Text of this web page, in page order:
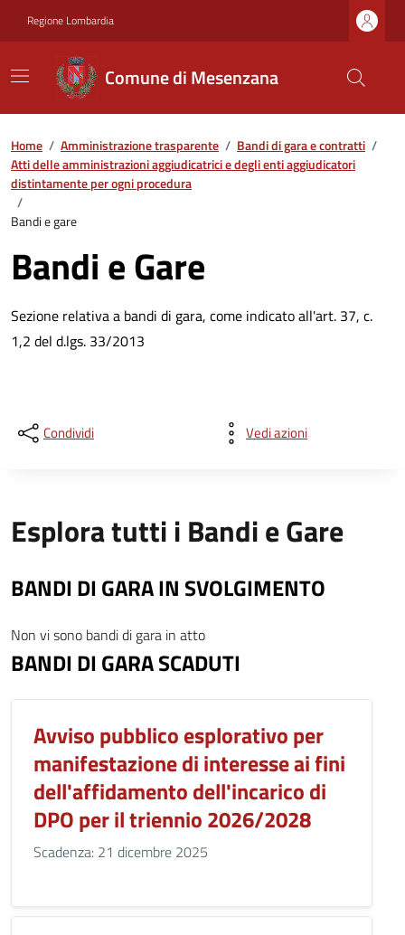
Regione Lombardia
Comune di Mesenzana
Home / Amministrazione trasparente / Bandi di gara e contratti /
Atti delle amministrazioni aggiudicatrici e degli enti aggiudicatori
distintamente per ogni procedura
/
Bandi e gare
Bandi e Gare
Sezione relativa a bandi di gara, come indicato all'art. 37, c.
1,2 del d.lgs. 33/2013
Condividi Vedi azioni
Esplora tutti i Bandi e Gare
BANDI DI GARA IN SVOLGIMENTO
Non vi sono bandi di gara in atto
BANDI DI GARA SCADUTI
Avviso pubblico esplorativo per
manifestazione di interesse ai fini
dell'affidamento dell'incarico di
DPO per il triennio 2026/2028
Scadenza: 21 dicembre 2025